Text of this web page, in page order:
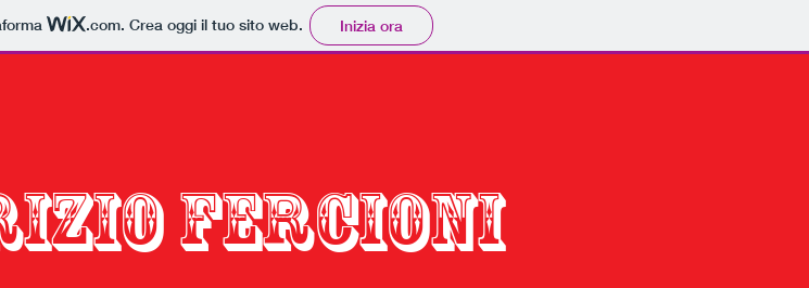
.com. Crea oggi il tuo sito web. Inizia ora
FERCIONI